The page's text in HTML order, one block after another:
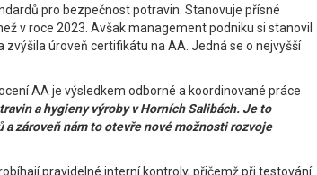
pro bezpečnost potravin. Stanovuje přísné
v roce 2023. Avšak management podniku si stanovil
zvýšila úroveň certifikátu na AA. Jedná se o nejvyšší
AA je výsledkem odborné a koordinované práce
a hygieny výroby v Horních Salibách. Je to
zároveň nám to otevře nové možnosti rozvoje
pravidelné interní kontroly, přičemž při testování